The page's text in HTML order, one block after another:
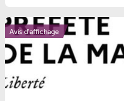
Avis d'affichage